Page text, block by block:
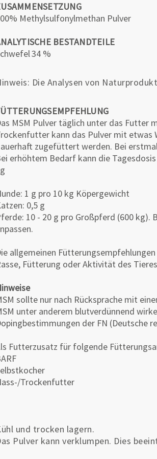
Methylsulfonylmethan Pulver
BESTANDTEILE
34 %
Die Analysen von
MSM Pulver täglich unter das Futter
kann das Pulver mit etwas
zugefüttert werden. Bei
erhöhtem Bedarf kann die
1 g pro 10 kg Köpergewicht
0,5 g
10 - 20 g pro Großpferd (600 kg).
allgemeinen
Fütterung oder Aktivität des
sollte nur nach Rücksprache mit
unter anderem blutverdünnend
der FN (Deutsche
Futterzusatz für folgende
Trockenfutter
und trocken lagern.
Pulver kann verklumpen. Dies